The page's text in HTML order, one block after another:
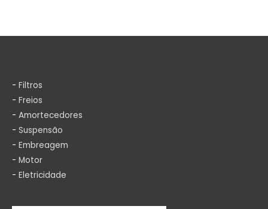
- Filtros
- Freios
- Amortecedores
- Suspensão
- Embreagem
- Motor
- Eletricidade